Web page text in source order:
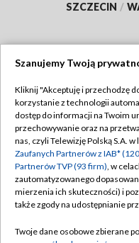
SZCZECIN /
Abonament TVP
Emisja w TVP
Centrum informacji
Naziemna Telewizja
Szanujemy Twoją
Kliknij "Akceptuję i przechodzę
korzystanie z technologii
dostęp do informacji na Twoim
przechowywanie oraz na
nas, czyli Telewizję Polską S.A.
Zaufanych Partnerów z IAB*
Partnerów TVP (93 firm), w
zautomatyzowanego
mierzenia ich skuteczności) i
także zgody na udostępnianie
Twoje dane osobowe zbierane